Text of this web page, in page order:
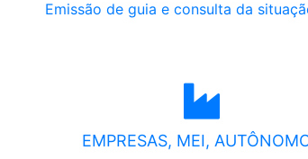
Emissão de guia e consulta da
EMPRESAS, MEI,